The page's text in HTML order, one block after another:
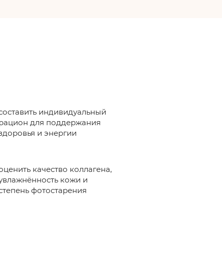
индивидуальный
для поддержания
и энергии
качество коллагена,
кожи и
фотостарения